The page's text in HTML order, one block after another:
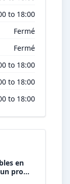
to 18:00
Fermé
Fermé
to 18:00
to 18:00
to 18:00
en
pro